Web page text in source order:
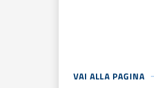
VAI ALLA PAGINA